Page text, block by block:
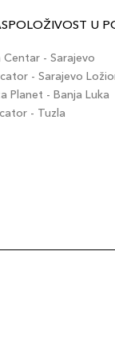
U
Centar - Sarajevo
- Sarajevo
Planet - Banja Luka
- Tuzla